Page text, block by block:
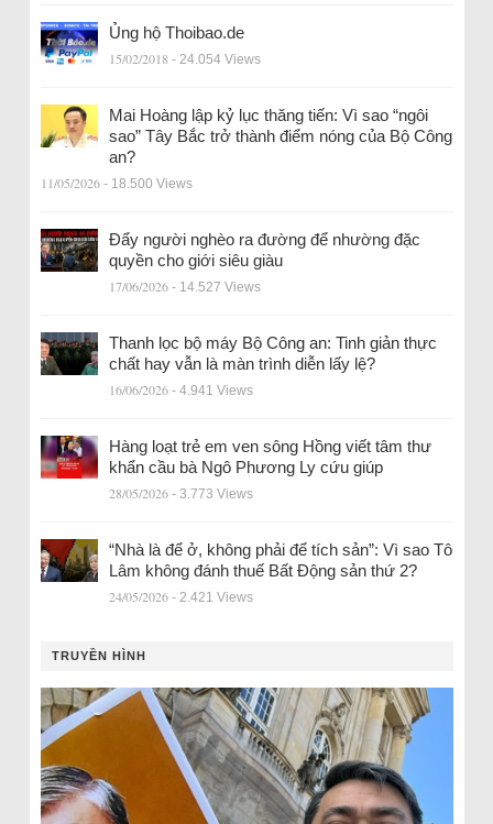
Ủng hộ Thoibao.de
15/02/2018 - 24.054 Views
Mai Hoàng lập kỷ lục thăng tiến: Vì sao “ngôi
sao” Tây Bắc trở thành điểm nóng của Bộ Công
an?
11/05/2026 - 18.500 Views
Đẩy người nghèo ra đường để nhường đặc
quyền cho giới siêu giàu
17/06/2026 - 14.527 Views
Thanh lọc bộ máy Bộ Công an: Tinh giản thực
chất hay vẫn là màn trình diễn lấy lệ?
16/06/2026 - 4.941 Views
Hàng loạt trẻ em ven sông Hồng viết tâm thư
khẩn cầu bà Ngô Phương Ly cứu giúp
28/05/2026 - 3.773 Views
“Nhà là để ở, không phải để tích sản”: Vì sao Tô
Lâm không đánh thuế Bất Động sản thứ 2?
24/05/2026 - 2.421 Views
TRUYỀN HÌNH